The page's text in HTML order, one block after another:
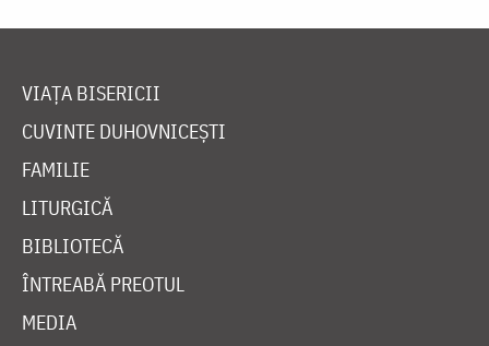
VIAȚA BISERICII
CUVINTE DUHOVNICEȘTI
FAMILIE
LITURGICĂ
BIBLIOTECĂ
ÎNTREABĂ PREOTUL
MEDIA